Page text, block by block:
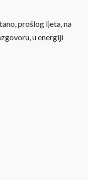
prošlog ljeta, na
u energiji